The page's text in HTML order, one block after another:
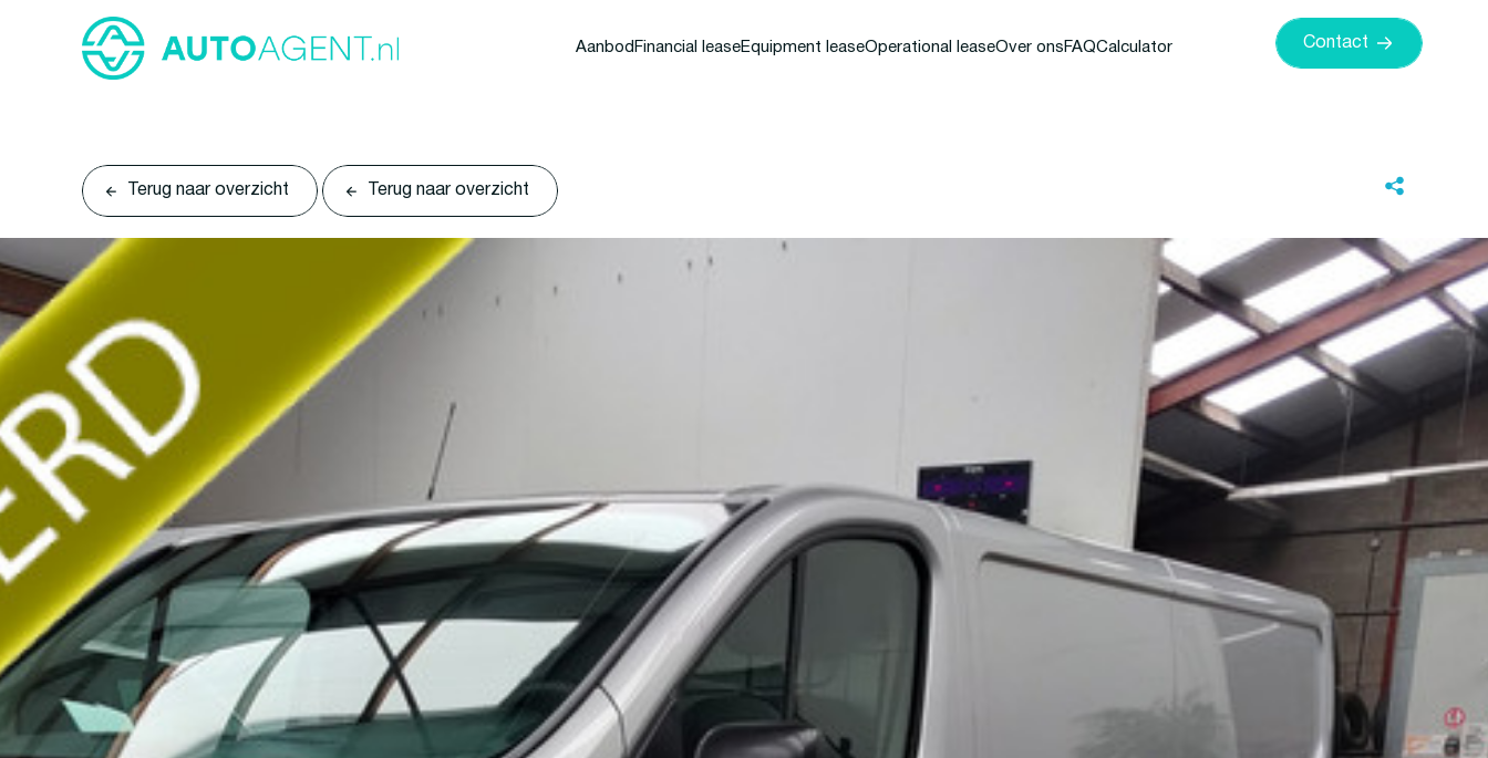
Aanbod Financial leaseEquipment leaseOperational leaseOver ons FAQCalculator Contact
Terug naar overzicht Terug naar overzicht